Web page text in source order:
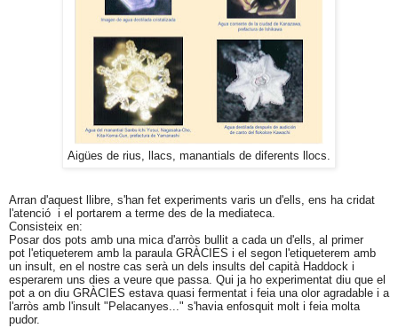
Aigües de rius, llacs, manantials de diferents llocs.
Arran d'aquest llibre, s'han fet experiments varis un d'ells, ens ha cridat
l'atenció i el portarem a terme des de la mediateca.
Consisteix en:
Posar dos pots amb una mica d'arròs bullit a cada un d'ells, al primer
pot l'etiqueterem amb la paraula GRÀCIES i el segon l'etiqueterem amb
un insult, en el nostre cas serà un dels insults del capità Haddock i
esperarem uns dies a veure que passa. Qui ja ho experimentat diu que el
pot a on diu GRÀCIES estava quasi fermentat i feia una olor agradable i a
l'arròs amb l'insult "Pelacanyes..." s'havia enfosquit molt i feia molta
pudor.